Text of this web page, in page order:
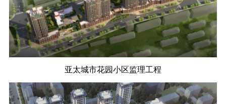
亚太城市花园小区监理工程